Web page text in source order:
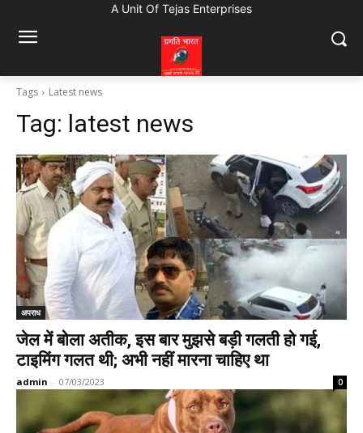
A Unit Of Tejas Enterprises
Tags Latest news
Tag: latest news
अपराध
जेल में बोला अतीक, इस बार मुझसे बड़ी गलती हो गई,
टाइमिंग गलत थी; अभी नहीं मारना चाहिए था
admin - 07/03/2023 0